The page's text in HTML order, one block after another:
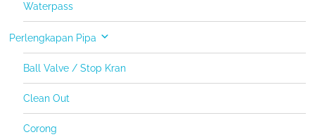
Waterpass
Perlengkapan Pipa
Ball Valve / Stop Kran
Clean Out
Corong